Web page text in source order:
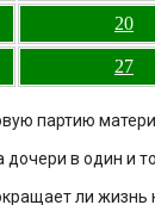
20
27
партию
в один и
ли жизнь